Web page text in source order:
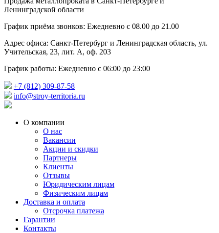
Ленинградской области
График приёма звонков: Ежедневно с 08.00 до 21.00
Адрес офиса: Санкт-Петербург и Ленинградская область, ул.
Учительская, 23, лит. А, оф. 203
График работы: Ежедневно с 06:00 до 23:00
+7 (812) 309-87-58
info@stroy-territoria.ru
О компании
О нас
Вакансии
Акции и скидки
Партнеры
Клиенты
Отзывы
Юридическим лицам
Физическим лицам
Доставка и оплата
Отсрочка платежа
Гарантии
Контакты